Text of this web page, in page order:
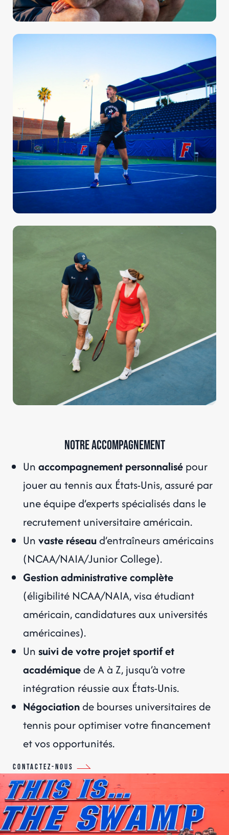
Notre accompagnement
Unaccompagnement personnalisépour
jouer au tennis aux États-Unis, assuré par
une équipe d’experts spécialisés dans le
recrutement universitaire américain.
Unvaste réseaud’entraîneurs américains
(NCAA/NAIA/Junior College).
Gestion administrative complète
(éligibilité NCAA/NAIA, visa étudiant
américain, candidatures aux universités
américaines).
Unsuivi de votre projet sportif et
académiquede A à Z, jusqu’à votre
intégration réussie aux États-Unis.
Négociationde bourses universitaires de
tennis pour optimiser votre financement
et vos opportunités.
Contactez-nous